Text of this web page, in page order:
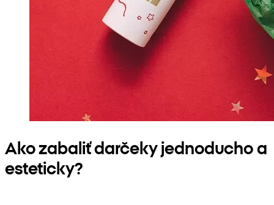
Ako zabaliť darčeky jednoducho a
esteticky?